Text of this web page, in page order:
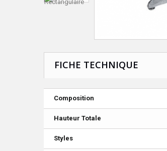
FICHE TECHNIQUE
Composition
Hauteur Totale
Styles